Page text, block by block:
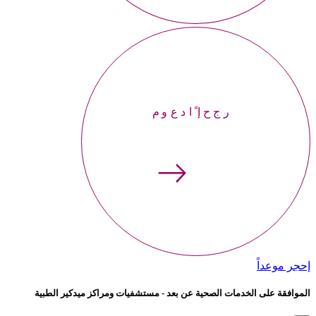
إحجر موعداً
إحجر موعداً
الموافقة على الخدمات الصحية عن بعد - مستشفيات ومراكز ميدكير الطبية